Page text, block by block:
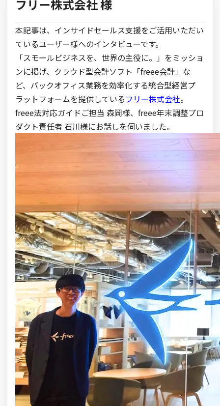
フリー株式会社 様
本記事は、インサイドセールス支援をご活用いただい
ているユーザー様へのインタビューです。
「スモールビジネスを、世界の主役に。」をミッショ
ンに掲げ、クラウド型会計ソフト「freee会計」な
ど、バックオフィス業務を効率化する統合型経営プ
ラットフォームを提供しているフリー株式会社。
freee法対応ガイドご担当 森岡様、freee年末調整プロ
ダクト責任者 石川様にお話しを伺いました。